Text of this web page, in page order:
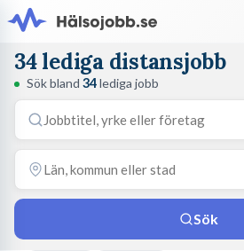
34 lediga distansjobb
Sök bland 34lediga jobb
Sök